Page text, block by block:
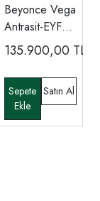
Beyonce Vega
Antrasit-EYF
Yatak Odası
135.900,00 TL